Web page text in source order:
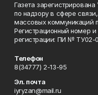
Газета
по надзору в сфере
массовых коммуникаций
Регистрационный номер
регистрации: ПИ № ТУ02-
Телефон
8(34777) 2-13-95
Эл. почта
iyryzan@mail.ru